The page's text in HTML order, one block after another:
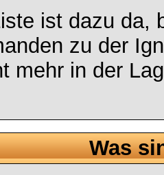
ist dazu da,
zu der
mehr in der
Was